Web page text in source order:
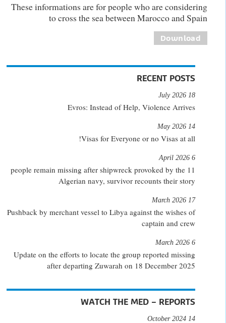
These informations are for people who are considering
to cross the sea between Marocco and Spain
Download
RECENT POSTS
Evros: Instead of Help, Violence Arrives
18 July 2026
Visas for Everyone or no Visas at all!
14 May 2026
11 people remain missing after shipwreck provoked by the
Algerian navy, survivor recounts their story
6 April 2026
Pushback by merchant vessel to Libya against the wishes of
captain and crew
17 March 2026
Update on the efforts to locate the group reported missing
after departing Zuwarah on 18 December 2025
6 March 2026
WATCH THE MED – REPORTS
14 October 2024